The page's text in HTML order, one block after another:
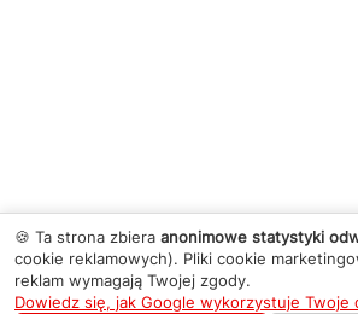
🍪 Ta strona zbiera anonimowe statystyki
cookie reklamowych). Pliki cookie
reklam wymagają Twojej zgody.
Dowiedz się, jak Google wykorzystuje Twoje